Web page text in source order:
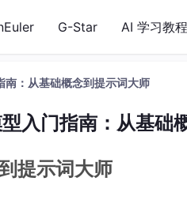
G-Star AI 学习教程
南：从基础概念到提示词大师
入门指南：从基础
提示词大师